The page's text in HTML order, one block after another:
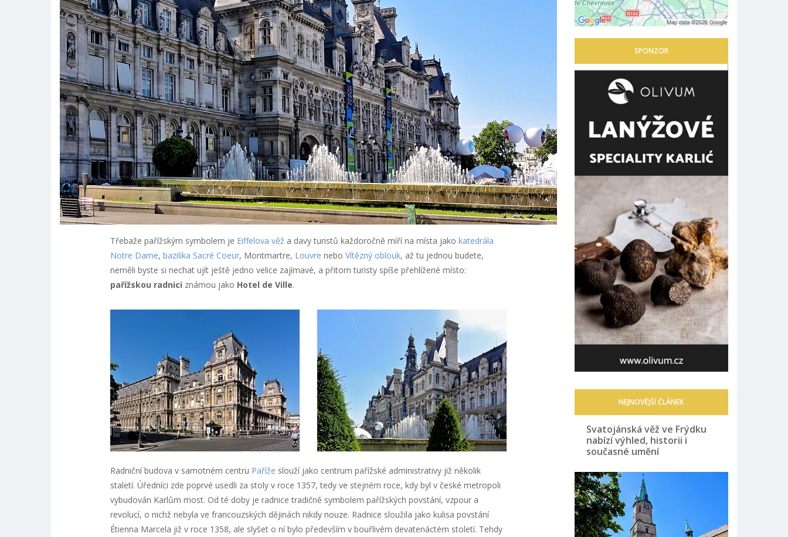
Třebaže pařížským symbolem je Eiffelova věž a davy turistů každoročně míří na místa jako katedrála
Notre Dame, bazilika Sacré Coeur, Montmartre, Louvre nebo Vítězný oblouk, až tu jednou budete,
neměli byste si nechat ujít ještě jedno velice zajímavé, a přitom turisty spíše přehlížené místo:
pařížskou radnici známou jako Hotel de Ville.
Radniční budova v samotném centru Paříže slouží jako centrum pařížské administrativy již několik
staletí. Úředníci zde poprvé usedli za stoly v roce 1357, tedy ve stejném roce, kdy byl v české metropoli
vybudován Karlům most. Od té doby je radnice tradičně symbolem pařížských povstání, vzpour a
revolucí, o nichž nebyla ve francouzských dějinách nikdy nouze. Radnice sloužila jako kulisa povstání
Étienna Marcela již v roce 1358, ale slyšet o ní bylo především v bouřlivém devatenáctém století. Tehdy
SPONZOR
NEJNOVĚJŠÍ ČLÁNEK
Svatojánská věž ve Frýdku
nabízí výhled, historii i
současné umění